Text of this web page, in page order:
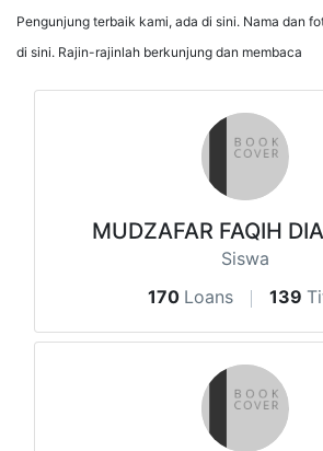
Pengunjung terbaik kami, ada di sini. Nama dan
di sini. Rajin-rajinlah berkunjung dan membaca
MUDZAFAR FAQIH
Siswa
170 Loans 139